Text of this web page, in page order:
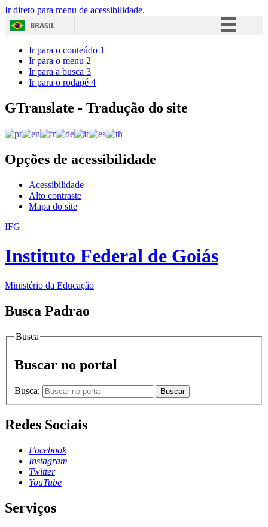
Ir direto para menu de acessibilidade.
BRASIL
Acesso à informação
Ir para o conteúdo 1
Ir para o menu 2
Ir para a busca 3
Ir para o rodapé 4
GTranslate - Tradução do site
Opções de acessibilidade
Acessibilidade
Alto contraste
Mapa do site
IFG
Instituto Federal de Goiás
Ministério da Educação
Busca Padrao
Busca
Buscar no portal
Busca: Buscar
Redes Sociais
Facebook
Instagram
Twitter
YouTube
Serviços